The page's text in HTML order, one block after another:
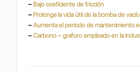
– Bajo coeficiente de fricción
– Prolonga la vida útil de la bomba de
– Aumenta el periodo de mantenimiento
– Carbono – graforo empleado en la